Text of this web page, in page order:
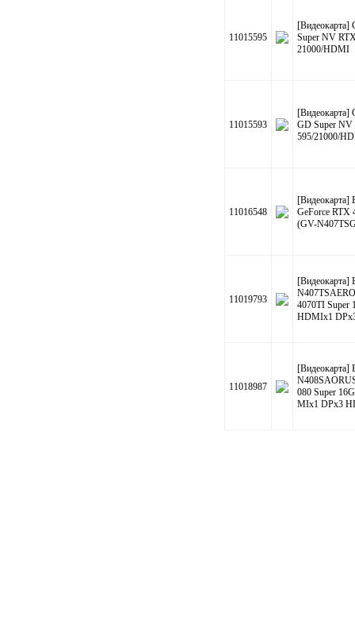
11015595
[Видеокарта]
Super NV
21000/HDMI
11015593
[Видеокарта]
GD Super NV
595/21000/HD
11016548
[Видеокарта]
GeForce
(GV-
11019793
[Видеокарта]
4070TI Super
HDMIx1
11018987
[Видеокарта]
080 Super
MIx1 DPx3